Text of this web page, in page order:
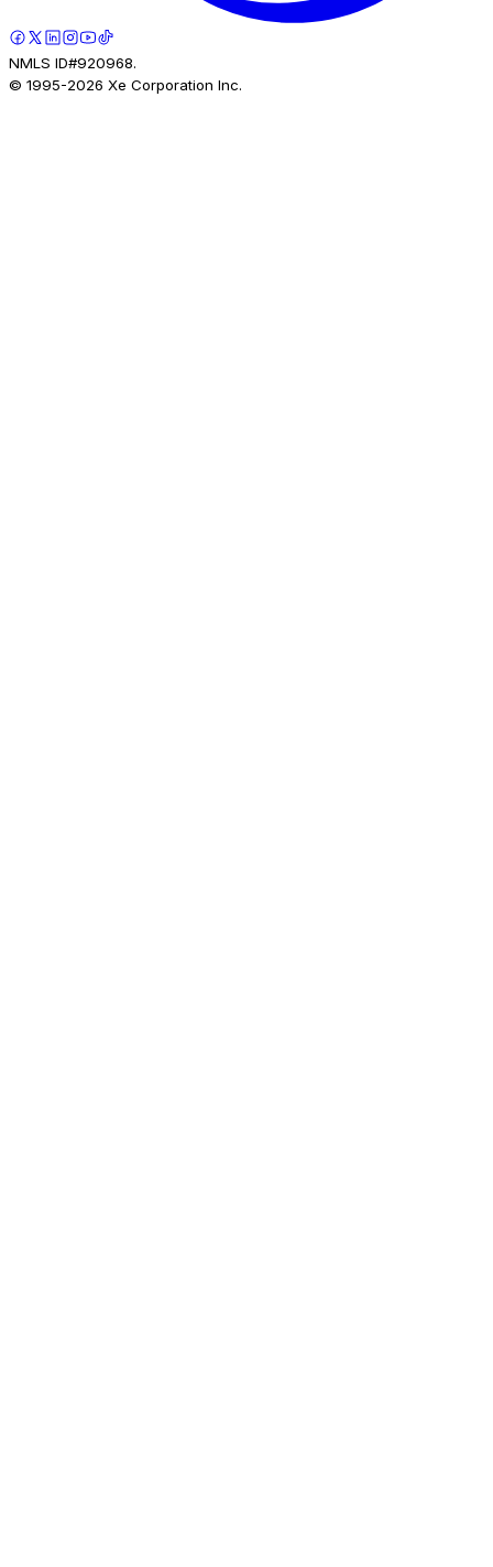
NMLS ID#920968.
© 1995-2026 Xe Corporation Inc.